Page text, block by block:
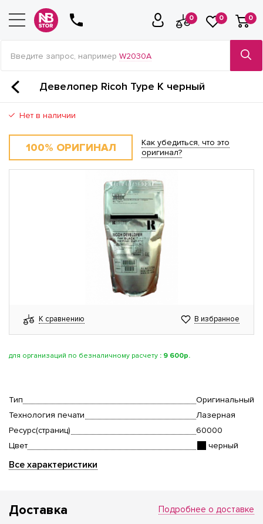
0 0 0
Введите запрос, например W2030A
Девелопер Ricoh Type K черный
Нет в наличии
100% ОРИГИНАЛ
Как убедиться, что это
оригинал?
К сравнению В избранное
для организаций по безналичному расчету : 9 600р.
Тип
Оригинальный
Технология печати
Лазерная
Ресурс(страниц)
60000
Цвет
черный
Все характеристики
Доставка Подробнее о доставке